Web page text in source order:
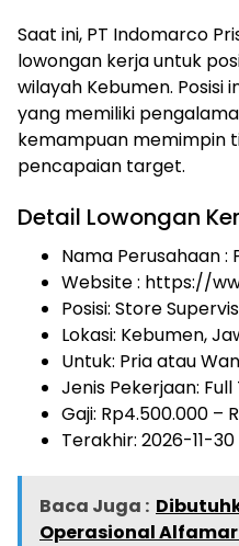
Saat ini, PT Indomarco
lowongan kerja untuk
wilayah Kebumen. Posisi
yang memiliki
kemampuan memimpin
pencapaian target.
Detail Lowongan
Nama Perusahaan :
Website : https://
Posisi: Store
Lokasi: Kebumen,
Untuk: Pria atau
Jenis Pekerjaan: Full
Gaji: Rp4.500.000 –
Terakhir: 2026-11-30
Baca Juga :
Operasional